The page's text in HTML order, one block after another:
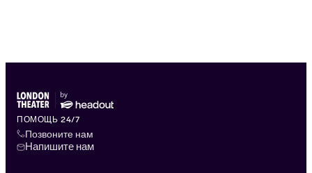
ПОМОЩЬ 24/7
Позвоните нам
Напишите нам